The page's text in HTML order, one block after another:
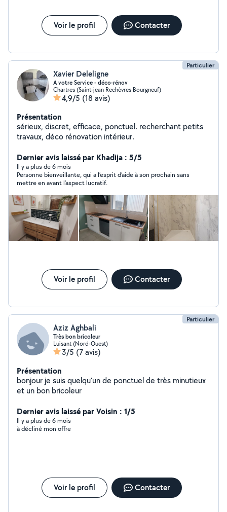
Voir le profil Contacter
Particulier
Xavier Deleligne
A votre Service - déco-rénov
Chartres (Saint-jean Rechèvres Bourgneuf)
4,9/5 (18 avis)
Présentation
sérieux, discret, efficace, ponctuel. recherchant petits
travaux, déco rénovation intérieur.
Dernier avis laissé par Khadija : 5/5
Il y a plus de 6 mois
Personne bienveillante, qui a l’esprit d’aide à son prochain sans
mettre en avant l’aspect lucratif.
Voir le profil Contacter
Particulier
Aziz Aghbali
Très bon bricoleur
Luisant (Nord-Ouest)
3/5 (7 avis)
Présentation
bonjour je suis quelqu'un de ponctuel de très minutieux
et un bon bricoleur
Dernier avis laissé par Voisin : 1/5
Il y a plus de 6 mois
à décliné mon offre
Voir le profil Contacter